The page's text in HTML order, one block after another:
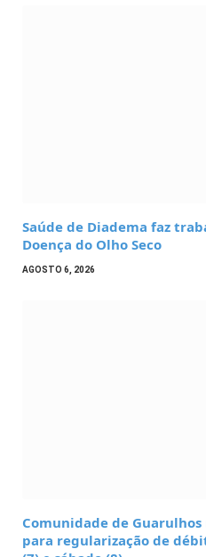
Saúde de Diadema faz
Doença do Olho Seco
AGOSTO 6, 2026
Comunidade de
para regularização de